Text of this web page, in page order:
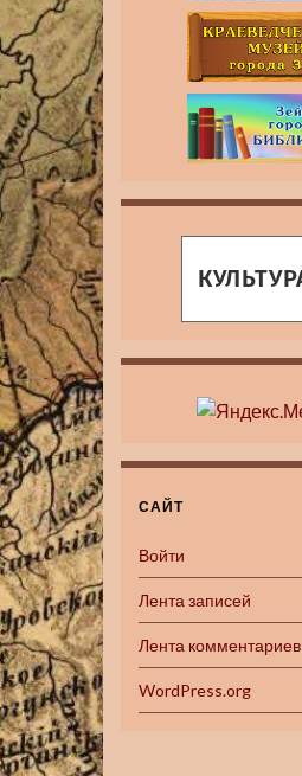
САЙТ
Войти
Лента записей
Лента комментариев
WordPress.org